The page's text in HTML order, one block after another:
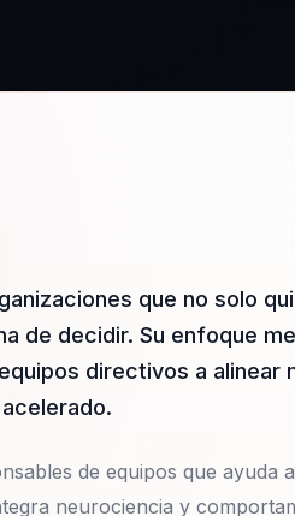
que no solo
de decidir. Su enfoque
directivos a alinear
de equipos que ayuda
neurociencia y